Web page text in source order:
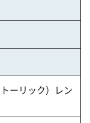
ーリック）レン